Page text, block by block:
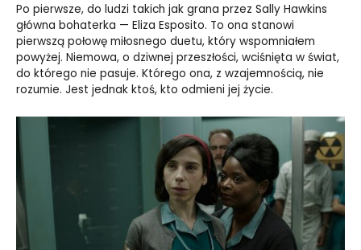
Po pierwsze, do ludzi takich jak grana przez Sally Hawkins
główna bohaterka — Eliza Esposito. To ona stanowi
pierwszą połowę miłosnego duetu, który wspomniałem
powyżej. Niemowa, o dziwnej przeszłości, wciśnięta w świat,
do którego nie pasuje. Którego ona, z wzajemnością, nie
rozumie. Jest jednak ktoś, kto odmieni jej życie.